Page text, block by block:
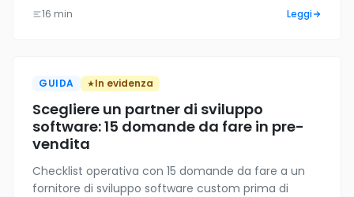
16 min Leggi
GUIDA In evidenza
Scegliere un partner di sviluppo
software: 15 domande da fare in pre-
vendita
Checklist operativa con 15 domande da fare a un
fornitore di sviluppo software custom prima di